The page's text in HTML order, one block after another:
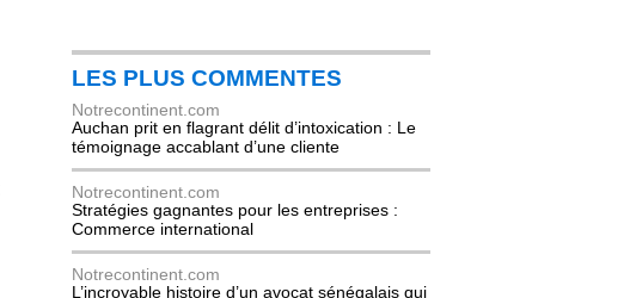
LES PLUS COMMENTES
Notrecontinent.com
Auchan prit en flagrant délit d’intoxication : Le
témoignage accablant d’une cliente
Notrecontinent.com
Stratégies gagnantes pour les entreprises :
Commerce international
Notrecontinent.com
L’incroyable histoire d’un avocat sénégalais qui